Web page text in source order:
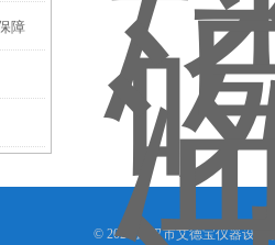
障
© 2026 武汉市艾德宝仪器设备